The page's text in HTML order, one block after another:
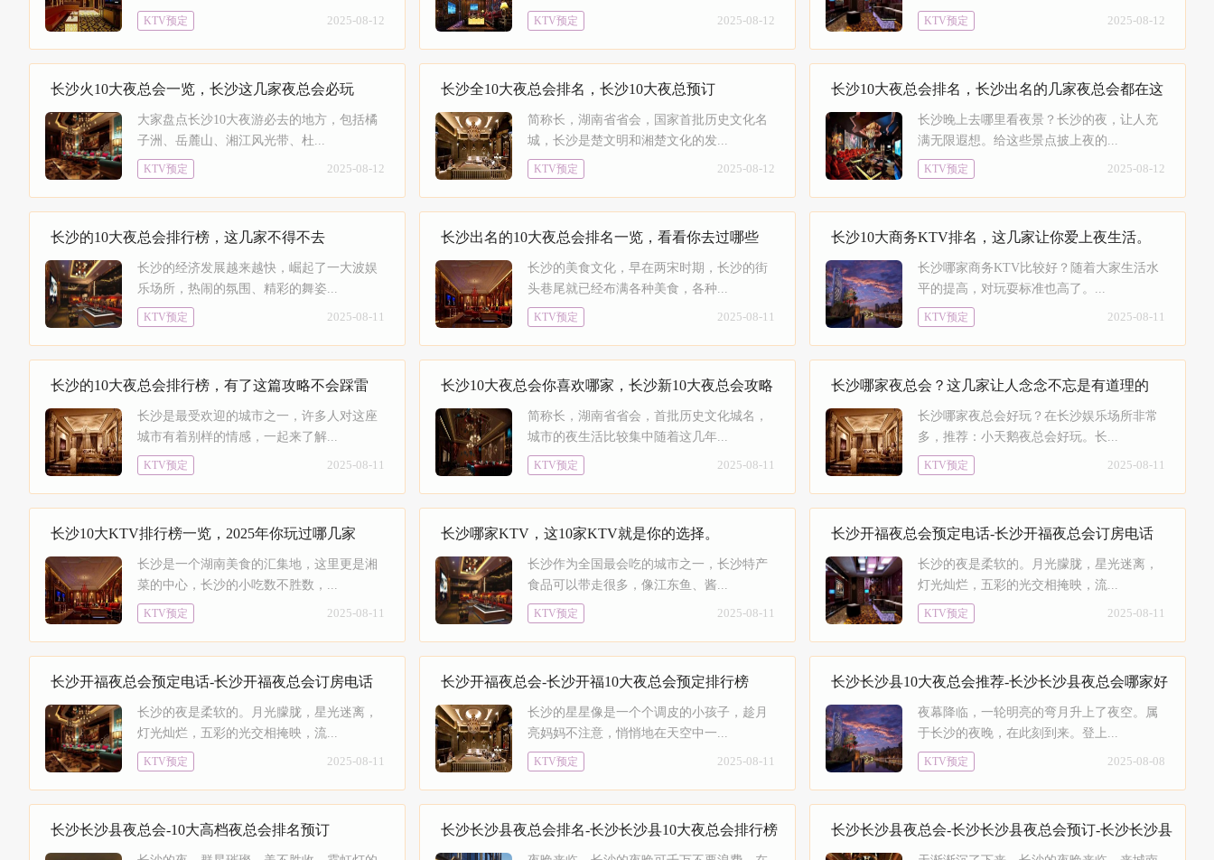
KTV预定 2025-08-12 KTV预定 2025-08-12 KTV预定 2025-08-12
长沙火10大夜总会一览，长沙这几家夜总会必玩
大家盘点长沙10大夜游必去的地方，包括橘
子洲、岳麓山、湘江风光带、杜...
KTV预定 2025-08-12
长沙全10大夜总会排名，长沙10大夜总预订
简称长，湖南省省会，国家首批历史文化名
城，长沙是楚文明和湘楚文化的发...
KTV预定 2025-08-12
长沙10大夜总会排名，长沙出名的几家夜总会都在这
长沙晚上去哪里看夜景？长沙的夜，让人充
满无限遐想。给这些景点披上夜的...
KTV预定 2025-08-12
长沙的10大夜总会排行榜，这几家不得不去
长沙的经济发展越来越快，崛起了一大波娱
乐场所，热闹的氛围、精彩的舞姿...
KTV预定 2025-08-11
长沙出名的10大夜总会排名一览，看看你去过哪些
长沙的美食文化，早在两宋时期，长沙的街
头巷尾就已经布满各种美食，各种...
KTV预定 2025-08-11
长沙10大商务KTV排名，这几家让你爱上夜生活。
长沙哪家商务KTV比较好？随着大家生活水
平的提高，对玩耍标准也高了。...
KTV预定 2025-08-11
长沙的10大夜总会排行榜，有了这篇攻略不会踩雷
长沙是最受欢迎的城市之一，许多人对这座
城市有着别样的情感，一起来了解...
KTV预定 2025-08-11
长沙10大夜总会你喜欢哪家，长沙新10大夜总会攻略
简称长，湖南省省会，首批历史文化城名，
城市的夜生活比较集中随着这几年...
KTV预定 2025-08-11
长沙哪家夜总会？这几家让人念念不忘是有道理的
长沙哪家夜总会好玩？在长沙娱乐场所非常
多，推荐：小天鹅夜总会好玩。长...
KTV预定 2025-08-11
长沙10大KTV排行榜一览，2025年你玩过哪几家
长沙是一个湖南美食的汇集地，这里更是湘
菜的中心，长沙的小吃数不胜数，...
KTV预定 2025-08-11
长沙哪家KTV，这10家KTV就是你的选择。
长沙作为全国最会吃的城市之一，长沙特产
食品可以带走很多，像江东鱼、酱...
KTV预定 2025-08-11
长沙开福夜总会预定电话-长沙开福夜总会订房电话
长沙的夜是柔软的。月光朦胧，星光迷离，
灯光灿烂，五彩的光交相掩映，流...
KTV预定 2025-08-11
长沙开福夜总会预定电话-长沙开福夜总会订房电话
长沙的夜是柔软的。月光朦胧，星光迷离，
灯光灿烂，五彩的光交相掩映，流...
KTV预定 2025-08-11
长沙开福夜总会-长沙开福10大夜总会预定排行榜
长沙的星星像是一个个调皮的小孩子，趁月
亮妈妈不注意，悄悄地在天空中一...
KTV预定 2025-08-11
长沙长沙县10大夜总会推荐-长沙长沙县夜总会哪家好
夜幕降临，一轮明亮的弯月升上了夜空。属
于长沙的夜晚，在此刻到来。登上...
KTV预定 2025-08-08
长沙长沙县夜总会-10大高档夜总会排名预订 长沙长沙县夜总会排名-长沙长沙县10大夜总会排行榜
长沙长沙县夜总会-长沙长沙县夜总会预订-长沙长沙县
夜场预定